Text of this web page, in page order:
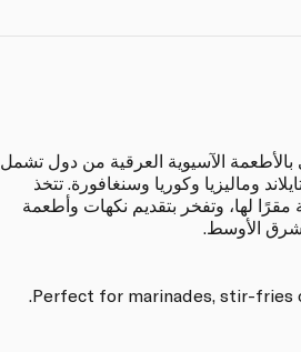
بالأطعمة الآسيوية العرقية من دول تشمل
وماليزيا وكوريا وسنغافورة. تتخذ
لها، وتفخر بتقديم نكهات وأطعمة
الأوسط.
Perfect for marinades, stir-fries